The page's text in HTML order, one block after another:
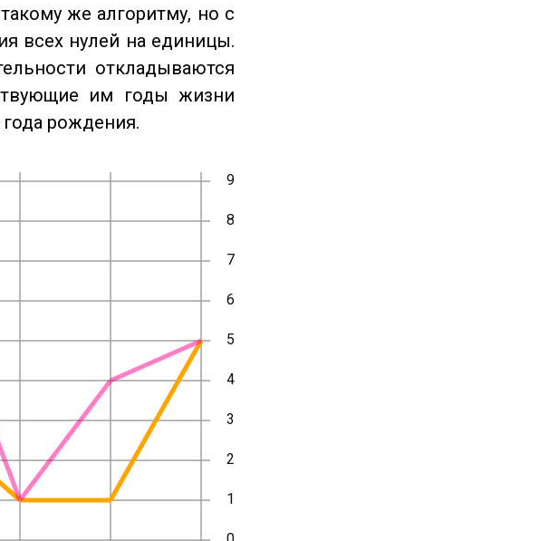
же алгоритму, но с
всех нулей на единицы.
откладываются
им годы жизни
года рождения.